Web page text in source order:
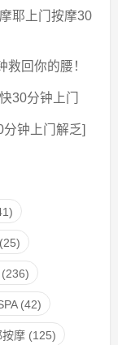
耶上门按摩30
回你的腰！
30分钟上门
钟上门解乏]
(25)
(42)
按摩(125)